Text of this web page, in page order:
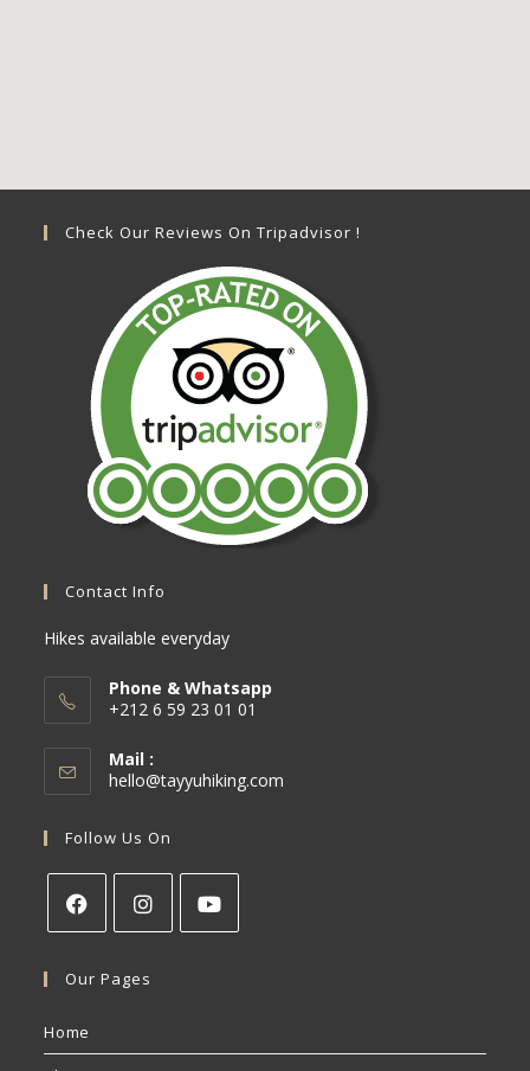
Check Our Reviews On Tripadvisor !
Contact Info
Hikes available everyday
Phone & Whatsapp
+212 6 59 23 01 01
Mail :
hello@tayyuhiking.com
Follow Us On
Our Pages
Home